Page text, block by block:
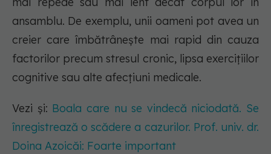
ansamblu. De exemplu, unii oameni pot avea un
creier care îmbătrânește mai rapid din cauza
factorilor precum stresul cronic, lipsa exercițiilor
cognitive sau alte afecțiuni medicale.
Vezi și: Boala care nu se vindecă niciodată. Se
înregistrează o scădere a cazurilor. Prof. univ. dr.
Doina Azoicăi: Foarte important